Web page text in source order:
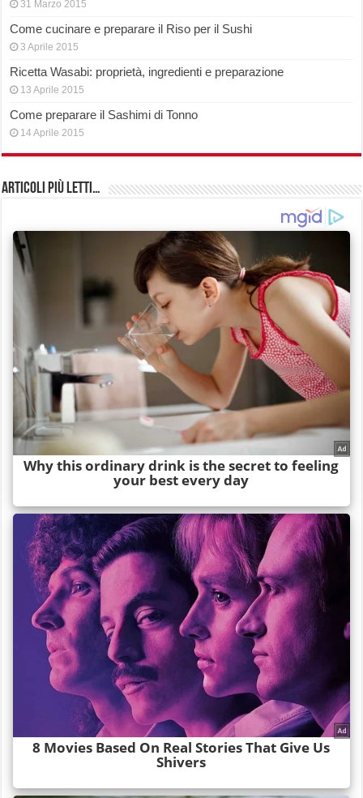
31 Marzo 2015
Come cucinare e preparare il Riso per il Sushi
3 Aprile 2015
Ricetta Wasabi: proprietà, ingredienti e preparazione
13 Aprile 2015
Come preparare il Sashimi di Tonno
14 Aprile 2015
Articoli più Letti…